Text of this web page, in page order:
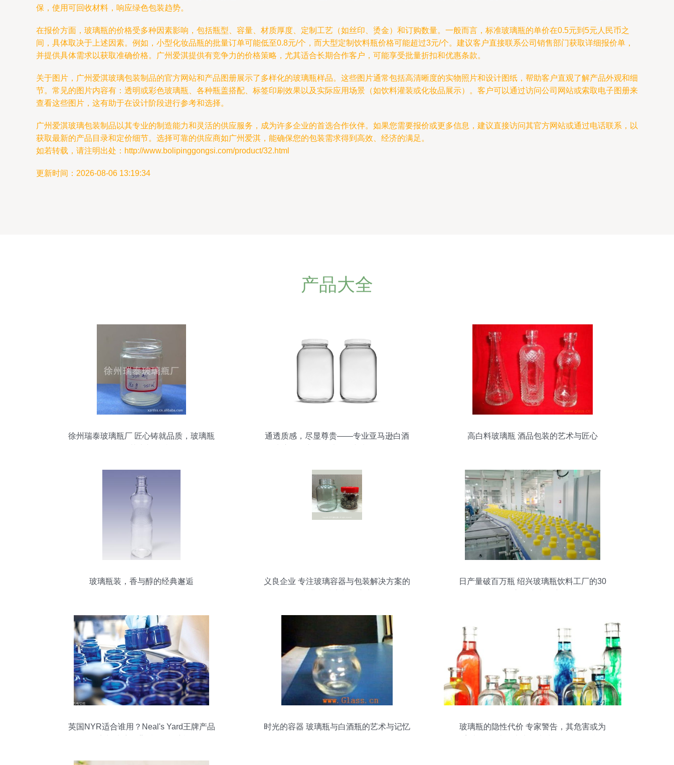
保，使用可回收材料，响应绿色包装趋势。
在报价方面，玻璃瓶的价格受多种因素影响，包括瓶型、容量、材质厚度、定制工艺（如丝印、烫金）和订购数量。一般而言，标准玻璃瓶的单价在0.5元到5元人民币之
间，具体取决于上述因素。例如，小型化妆品瓶的批量订单可能低至0.8元/个，而大型定制饮料瓶价格可能超过3元/个。建议客户直接联系公司销售部门获取详细报价单，
并提供具体需求以获取准确价格。广州爱淇提供有竞争力的价格策略，尤其适合长期合作客户，可能享受批量折扣和优惠条款。
关于图片，广州爱淇玻璃包装制品的官方网站和产品图册展示了多样化的玻璃瓶样品。这些图片通常包括高清晰度的实物照片和设计图纸，帮助客户直观了解产品外观和细
节。常见的图片内容有：透明或彩色玻璃瓶、各种瓶盖搭配、标签印刷效果以及实际应用场景（如饮料灌装或化妆品展示）。客户可以通过访问公司网站或索取电子图册来
查看这些图片，这有助于在设计阶段进行参考和选择。
广州爱淇玻璃包装制品以其专业的制造能力和灵活的供应服务，成为许多企业的首选合作伙伴。如果您需要报价或更多信息，建议直接访问其官方网站或通过电话联系，以
获取最新的产品目录和定价细节。选择可靠的供应商如广州爱淇，能确保您的包装需求得到高效、经济的满足。
如若转载，请注明出处：http://www.bolipinggongsi.com/product/32.html
更新时间：2026-08-06 13:19:34
产品大全
徐州瑞泰玻璃瓶厂 匠心铸就品质，玻璃瓶
通透质感，尽显尊贵——专业亚马逊白酒
高白料玻璃瓶 酒品包装的艺术与匠心
玻璃瓶装，香与醇的经典邂逅
义良企业 专注玻璃容器与包装解决方案的
日产量破百万瓶 绍兴玻璃瓶饮料工厂的30
英国NYR适合谁用？Neal's Yard王牌产品
时光的容器 玻璃瓶与白酒瓶的艺术与记忆
玻璃瓶的隐性代价 专家警告，其危害或为